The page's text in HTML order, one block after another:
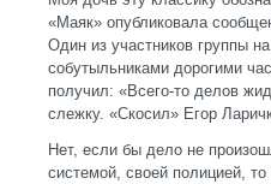
«Маяк» опубликовала
Один из участников группы
собутыльниками дорогими
получил: «Всего-то делов
слежку. «Скосил» Егор
Нет, если бы дело не
системой, своей полицией,